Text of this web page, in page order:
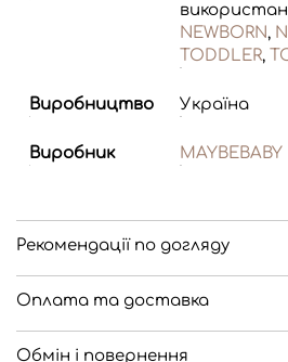
NEWBORN,
TODDLER,
Виробництво Україна
Виробник MAYBEBABY
Рекомендації по догляду
Оплата та доставка
Обмін і повернення